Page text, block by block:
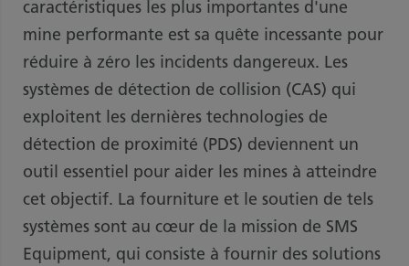
caractéristiques les plus importantes d'une
mine performante est sa quête incessante pour
réduire à zéro les incidents dangereux. Les
systèmes de détection de collision (CAS) qui
exploitent les dernières technologies de
détection de proximité (PDS) deviennent un
outil essentiel pour aider les mines à atteindre
cet objectif. La fourniture et le soutien de tels
systèmes sont au cœur de la mission de SMS
Equipment, qui consiste à fournir des solutions